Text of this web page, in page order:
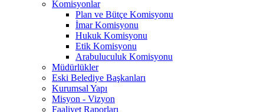
Komisyonlar
Plan ve Bütçe Komisyonu
İmar Komisyonu
Hukuk Komisyonu
Etik Komisyonu
Arabuluculuk Komisyonu
Müdürlükler
Eski Belediye Başkanları
Kurumsal Yapı
Misyon - Vizyon
Faaliyet Raporları